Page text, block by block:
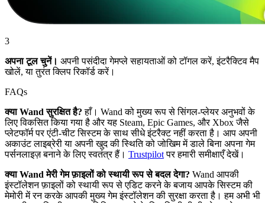
3
अपना टूल चुनें। अपनी पसंदीदा गेमप्ले सहायताओं को टॉगल करें, इंटरैक्टिव मैप
खोलें, या तुरंत क्लिप रिकॉर्ड करें।
FAQs
क्या Wand सुरक्षित है? हाँ। Wand को मुख्य रूप से सिंगल-प्लेयर अनुभवों के
लिए विकसित किया गया है और यह Steam, Epic Games, और Xbox जैसे
प्लेटफॉर्म पर एंटी-चीट सिस्टम के साथ सीधे इंटरैक्ट नहीं करता है। आप अपनी
अकाउंट लाइब्रेरी या अपनी खुद की स्थिति को जोखिम में डाले बिना अपना गेम
पर्सनलाइज़ बनाने के लिए स्वतंत्र हैं। Trustpilotपर हमारी समीक्षाएँ देखें।
क्या Wand मेरी गेम फ़ाइलों को स्थायी रूप से बदल देगा? Wand आपकी
इंस्टॉलेशन फ़ाइलों को स्थायी रूप से एडिट करने के बजाय आपके सिस्टम की
मेमोरी में रन करके आपकी मुख्य गेम इंस्टॉलेशन की सुरक्षा करता है। हम अभी भी